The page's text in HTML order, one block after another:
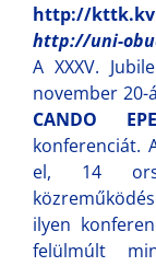
http://
http://uni-
A XXXV.
november
CANDO
konferenciát.
el, 14
ilyen
felülmúlt